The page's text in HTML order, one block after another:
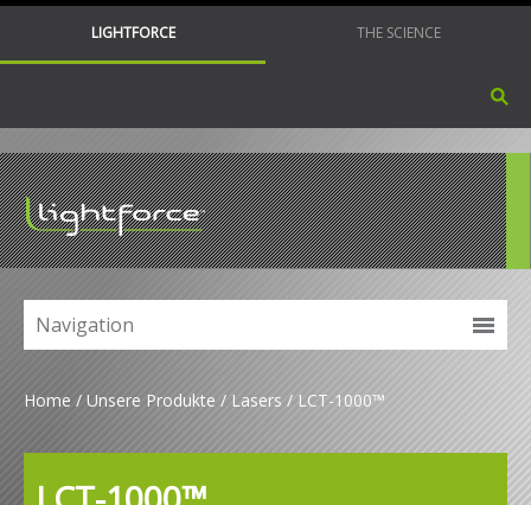
LIGHTFORCE THE SCIENCE
Navigation
Home Unsere Produkte Lasers LCT-1000™